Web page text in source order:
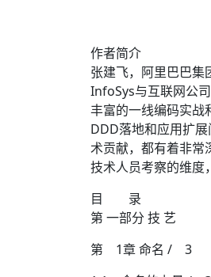
作者简介
张建飞，阿里巴巴集
InfoSys与互联网公
丰富的一线编码实战
DDD落地和应用扩
术贡献，都有着非常
技术人员考察的维度
目 录
第 一部分 技 艺
第 1章 命名 / 3